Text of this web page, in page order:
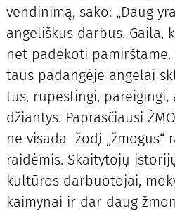
ven­di­ni­mą, sa­ko: „Daug
an­ge­liš­kus dar­bus. Gai­la,
net pa­dė­ko­ti
taus pa­dan­gė­je an­ge­lai
tūs, rū­pes­tin­gi,
džian­tys. Pa­pras­čiau­si
ne vi­sa­da žo­dį „žmo­gus“
rai­dė­mis. Skai­ty­to­jų
kul­tū­ros dar­buo­to­jai,
kai­my­nai ir dar daug